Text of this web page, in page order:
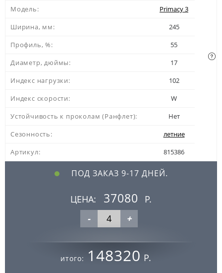
Модель:
Primacy 3
Ширина, мм:
245
Профиль, %:
55
Диаметр, дюймы:
17
Индекс нагрузки:
102
Индекс скорости:
W
Устойчивость к проколам (Ранфлет):
Нет
Сезонность:
летние
Артикул:
815386
ПОД ЗАКАЗ 9-17 ДНЕЙ.
ЦЕНА: 37080
Р.
-
+
итого: 148320 Р.